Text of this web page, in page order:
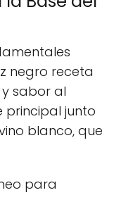
negro receta
sabor al
principal junto
blanco, que
para